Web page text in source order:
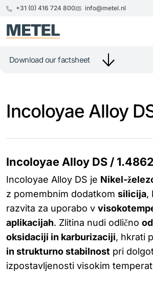
+31 (0) 416 724 800 info@metel.nl
Download our factsheet
Incoloyae Alloy
Incoloyae Alloy DS / 1.4862
Incoloyae Alloy DS je Nikel-
z pomembnim dodatkom silicija,
razvita za uporabo v
aplikacijah. Zlitina nudi odlično
oksidaciji in karburizaciji, hkrati
in strukturno stabilnost pri
izpostavljenosti visokim